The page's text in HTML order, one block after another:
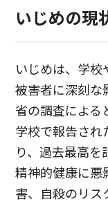
いじめの現
いじめは、学校
被害者に深刻な
省の調査による
学校で報告され
り、過去最高を
精神的健康に悪
害、自殺のリス